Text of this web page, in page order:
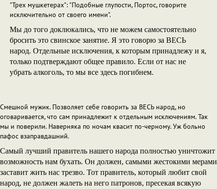
"Трех мушкетерах": "Подобные глупости, Портос, говорите
исключительно от своего имени".
Мы до того доклюкались, что не можем самостоятельно
бросить это свинское занятие. Я это говорю за ВЕСЬ
народ. Отдельные исключения, к которым принадлежу и я,
только подтверждают общее правило. Если от нас не
убрать алкоголь, то мы все здесь погибнем.
Смешной мужик. Позволяет себе говорить за ВЕСЬ народ, но
оговаривается, что сам принадлежит к отдельным исключениям. Так
мы и поверили. Наверняка по ночам квасит по-черному. Уж больно
пафос взаправдашний.
Самый лучший правитель нашего народа полностью уничтожит
возможность нам бухать. Он должен, самыми жестокими мерами
заставит жить нас трезво. Тот правитель, который любит свой
народ, не должен жалеть на него патронов, пресекая всякую